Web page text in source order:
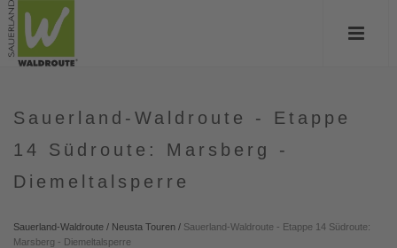
Sauerland-Waldroute - Etappe
14 Südroute: Marsberg -
Diemeltalsperre
Sauerland-Waldroute / Neusta Touren / Sauerland-Waldroute - Etappe 14 Südroute:
Marsberg - Diemeltalsperre